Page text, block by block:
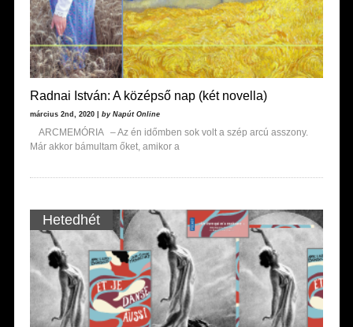
Radnai István: A középső nap (két novella)
március 2nd, 2020 | by Napút Online
ARCMEMÓRIA – Az én időmben sok volt a szép arcú asszony.
Már akkor bámultam őket, amikor a
Hetedhét